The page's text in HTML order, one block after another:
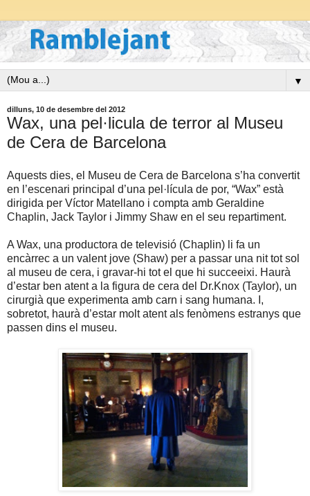
▼
dilluns, 10 de desembre del 2012
Wax, una pel·licula de terror al Museu
de Cera de Barcelona
Aquests dies, el Museu de Cera de Barcelona s’ha convertit
en l’escenari principal d’una pel·lícula de por, “Wax” està
dirigida per Víctor Matellano i compta amb Geraldine
Chaplin, Jack Taylor i Jimmy Shaw en el seu repartiment.
A Wax, una productora de televisió (Chaplin) li fa un
encàrrec a un valent jove (Shaw) per a passar una nit tot sol
al museu de cera, i gravar-hi tot el que hi succeeixi. Haurà
d’estar ben atent a la figura de cera del Dr.Knox (Taylor), un
cirurgià que experimenta amb carn i sang humana. I,
sobretot, haurà d’estar molt atent als fenòmens estranys que
passen dins el museu.